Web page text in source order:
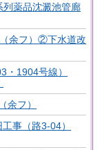
列薬品沈澱池管廊
余フ）②下水道改
1904号線）
余フ）
事（路3-04）